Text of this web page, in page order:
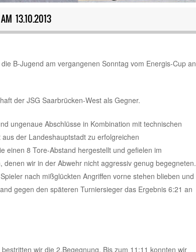
13.10.2013
B-Jugend am vergangenen Sonntag vom Energis-Cup an
der JSG Saarbrücken-West als Gegner.
ungenaue Abschlüsse in Kombination mit technischen
der Landeshauptstadt zu erfolgreichen
einen 8 Tore-Abstand hergestellt und gefielen im
denen wir in der Abwehr nicht aggressiv genug begegneten.
nach mißglückten Angriffen vorne stehen blieben und
gegen den späteren Turniersieger das Ergebnis 6:21 an
wir die 2.Begegnung. Bis zum 11:11 konnten wir